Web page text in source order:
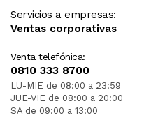
Servicios a empresas:
Ventas corporativas
Venta telefónica:
0810 333 8700
LU-MIE de 08:00 a 23:59
JUE-VIE de 08:00 a 20:00
SA de 09:00 a 13:00